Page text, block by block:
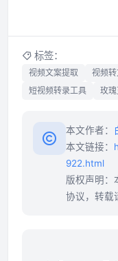
标签：
视频文案提取 视频转
短视频转录工具
玫
本文作者：
本文链接：
922.html
版权声明：
协议，转载